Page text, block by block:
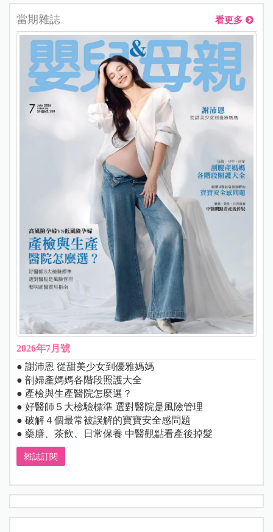
當期雜誌 看更多
2026年7月號
● 謝沛恩 從甜美少女到優雅媽媽
● 剖婦產媽媽各階段照護大全
● 產檢與生產醫院怎麼選？
● 好醫師５大檢驗標準 選對醫院是風險管理
● 破解４個最常被誤解的寶寶安全感問題
● 藥膳、茶飲、日常保養 中醫觀點看產後掉髮
雜誌訂閱